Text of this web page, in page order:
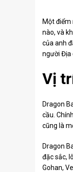
Một điểm
nào, và
của anh
người Địa
Vị
Dragon
cầu.
cũng là
Dragon
đặc sắc,
Gohan,